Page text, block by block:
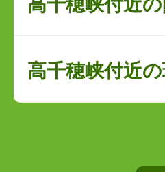
高千穂峡付近